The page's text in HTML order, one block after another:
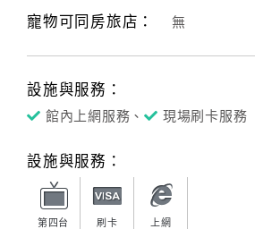
寵物可同房旅店： 無
設施與服務：
館內上網服務、 現場刷卡服務
設施與服務：
第四台 刷卡 上網